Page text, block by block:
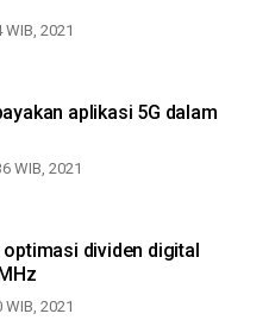
2021
aplikasi 5G dalam
WIB, 2021
dividen digital
WIB, 2021